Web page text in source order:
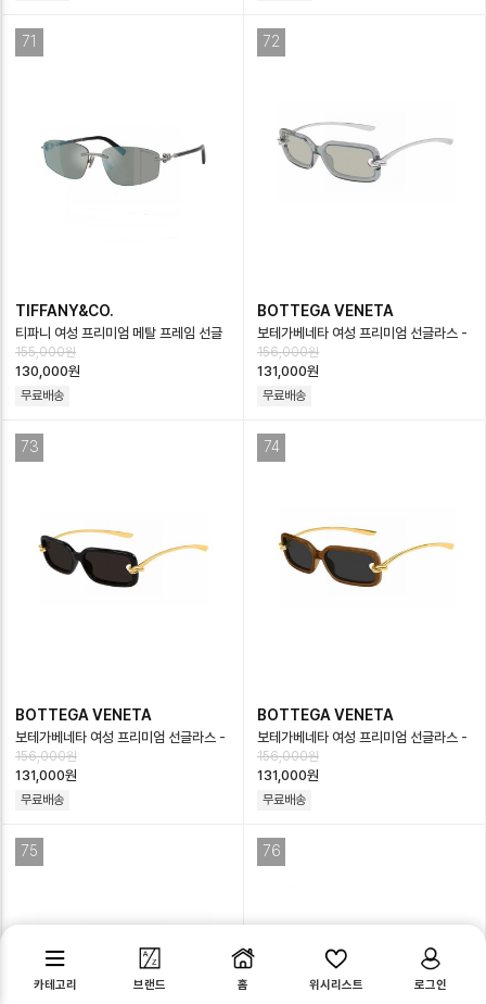
카테고리 브랜드 홈 위시리스트 로그인
71
TIFFANY&CO.
티파니 여성 프리미엄 메탈 프레임 선글
라스 - Tiffany Womens Premium
M…
155,000원
130,000원
무료배송
72
BOTTEGA VENETA
보테가베네타 여성 프리미엄 선글라스 -
Bottega veneta Womens
Premiu…
156,000원
131,000원
무료배송
73
BOTTEGA VENETA
보테가베네타 여성 프리미엄 선글라스 -
Bottega veneta Womens
Premiu…
156,000원
131,000원
무료배송
74
BOTTEGA VENETA
보테가베네타 여성 프리미엄 선글라스 -
Bottega veneta Womens
Premiu…
156,000원
131,000원
무료배송
75 76